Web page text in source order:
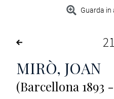
Guarda in
MIRÒ, JOAN
(Barcellona 1893